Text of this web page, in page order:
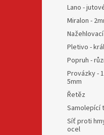
Lano -
Miralon -
Pletivo -
Popruh -
Provázky -
5mm
Řetěz
Samolepící
Síť proti
ocel